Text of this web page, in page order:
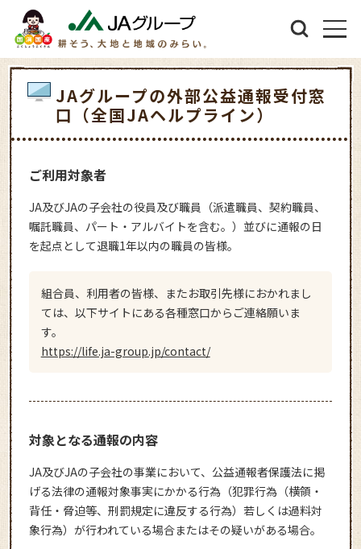
JAグループの外部公益通報受付窓
口（全国JAヘルプライン）
ご利用対象者
JA及びJAの子会社の役員及び職員（派遣職員、契約職員、
嘱託職員、パート・アルバイトを含む。）並びに通報の日
を起点として退職1年以内の職員の皆様。
組合員、利用者の皆様、またお取引先様におかれまし
ては、以下サイトにある各種窓口からご連絡願いま
す。
https://life.ja-group.jp/contact/
対象となる通報の内容
JA及びJAの子会社の事業において、公益通報者保護法に掲
げる法律の通報対象事実にかかる行為（犯罪行為（横領・
背任・脅迫等、刑罰規定に違反する行為）若しくは過料対
象行為）が行われている場合またはその疑いがある場合。